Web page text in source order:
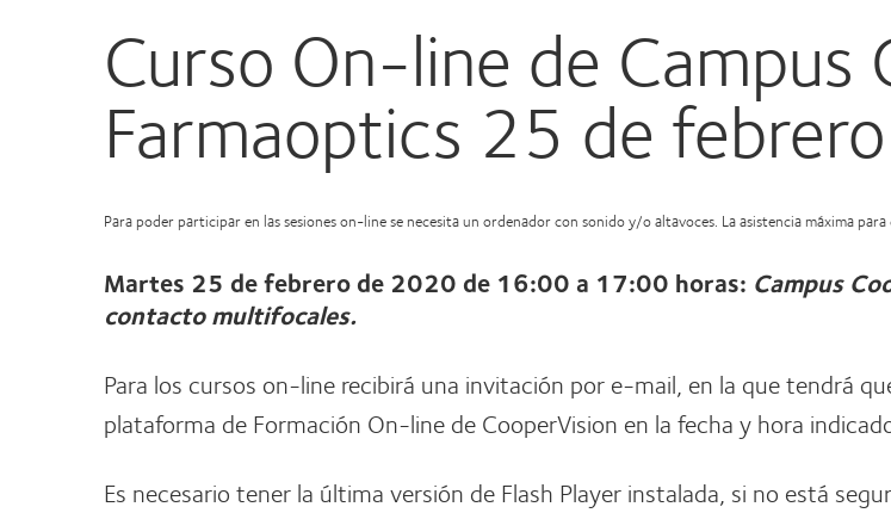
Curso On-line de Campus
Farmaoptics 25 de
Para poder participar en las sesiones on-line se necesita un ordenador con sonido y/o altavoces. La asistencia máxima
Martes 25 de febrero de 2020 de 16:00 a 17:00 horas: Campus
contacto multifocales.
Para los cursos on-line recibirá una invitación por e-mail, en la que tendrá
plataforma de Formación On-line de CooperVision en la fecha y hora
Es necesario tener la última versión de Flash Player instalada, si no está